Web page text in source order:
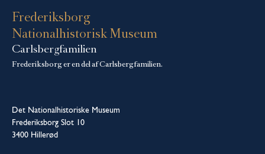
Frederiksborg
Nationalhistorisk Museum
Carlsbergfamilien
Frederiksborg er en del af Carlsbergfamilien.
Det Nationalhistoriske Museum
Frederiksborg Slot 10
3400 Hillerød